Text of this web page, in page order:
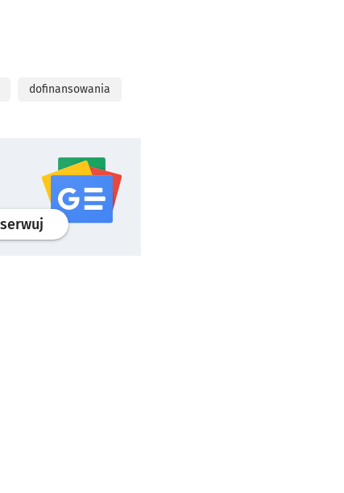
dofinansowania
profilgoogle news